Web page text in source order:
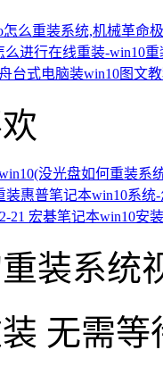
么重装系统,机械革命
么进行在线重装-win10
台式电脑装win10图文
没光盘如何重装系统
装惠普笔记本win10系
21 宏碁笔记本win10安
装系统
无需